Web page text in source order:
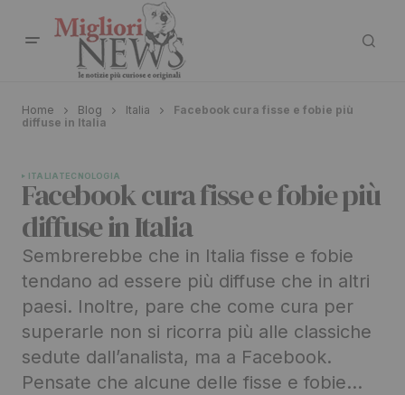
Home Blog Italia
Facebook cura fisse e fobie più
diffuse in Italia
ITALIATECNOLOGIA
Facebook cura fisse e fobie più
diffuse in Italia
Sembrerebbe che in Italia fisse e fobie
tendano ad essere più diffuse che in altri
paesi. Inoltre, pare che come cura per
superarle non si ricorra più alle classiche
sedute dall’analista, ma a Facebook.
Pensate che alcune delle fisse e fobie…